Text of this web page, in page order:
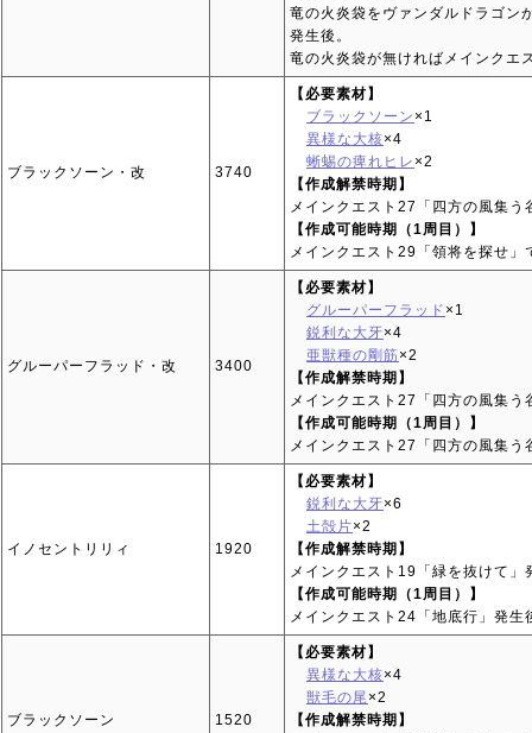
竜の火炎袋をヴァンダルドラゴン
発生後。
竜の火炎袋が無ければメインクエ
ブラックソーン・改 3740
【必要素材】
ブラックソーン ×1
異様な大核×4
蜥蜴の痺れヒレ ×2
【作成解禁時期】
メインクエスト27「四方の風集う
【作成可能時期（1周目）】
メインクエスト29「領将を探せ」
グルーパーフラッド・改 3400
【必要素材】
グルーパーフラッド ×1
鋭利な大牙×4
亜獣種の剛筋×2
【作成解禁時期】
メインクエスト27「四方の風集う
【作成可能時期（1周目）】
メインクエスト27「四方の風集
イノセントリリィ 1920
【必要素材】
鋭利な大牙×6
土殻片×2
【作成解禁時期】
メインクエスト19「緑を抜けて」
【作成可能時期（1周目）】
メインクエスト24「地底行」発生
ブラックソーン 1520
【必要素材】
異様な大核×4
獣毛の尾×2
【作成解禁時期】